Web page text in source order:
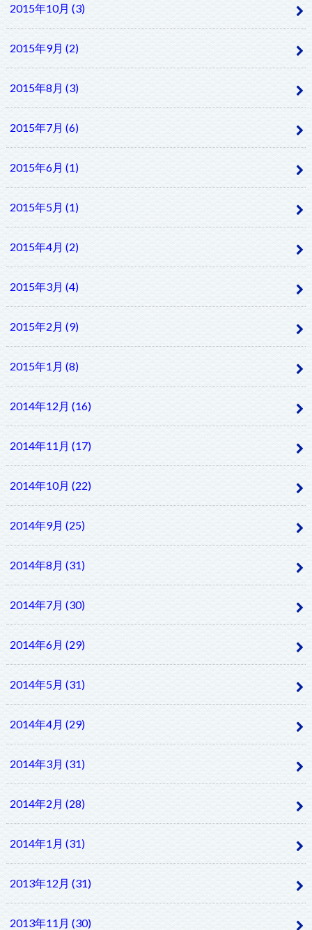
2015年10月 (3)
2015年9月 (2)
2015年8月 (3)
2015年7月 (6)
2015年6月 (1)
2015年5月 (1)
2015年4月 (2)
2015年3月 (4)
2015年2月 (9)
2015年1月 (8)
2014年12月 (16)
2014年11月 (17)
2014年10月 (22)
2014年9月 (25)
2014年8月 (31)
2014年7月 (30)
2014年6月 (29)
2014年5月 (31)
2014年4月 (29)
2014年3月 (31)
2014年2月 (28)
2014年1月 (31)
2013年12月 (31)
2013年11月 (30)